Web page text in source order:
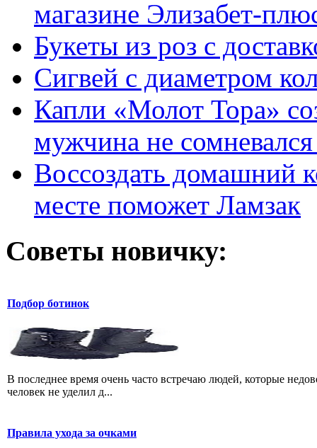
магазине Элизабет-
Букеты из роз с
Сигвей с диаметром
Капли «Молот Тора»
мужчина не
Воссоздать домашний
месте поможет Ламзак
Советы новичку:
Подбор ботинок
В последнее время очень часто встречаю людей, которые
человек не уделил д...
Правила ухода за очками